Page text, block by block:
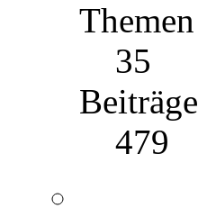
Themen
35
Beiträge
479